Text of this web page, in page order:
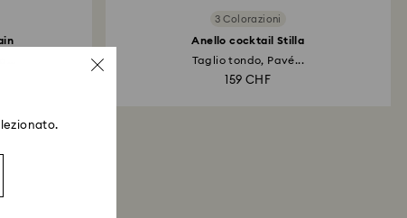
3 Colorazioni
Anello cocktail Stilla
Taglio tondo, Pavé...
159 CHF